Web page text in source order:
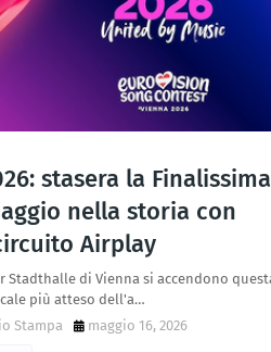
stasera la Finalissima
nella storia con
Airplay
di Vienna si accendono
più atteso dell'a…
Stampa
maggio 16, 2026